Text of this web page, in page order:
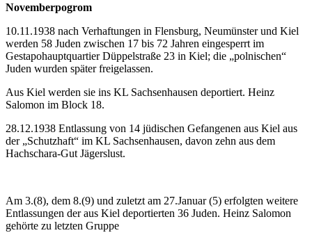
Novemberpogrom
10.11.1938 nach Verhaftungen in Flensburg, Neumünster und Kiel
werden 58 Juden zwischen 17 bis 72 Jahren eingesperrt im
Gestapohauptquartier Düppelstraße 23 in Kiel; die „polnischen“
Juden wurden später freigelassen.
Aus Kiel werden sie ins KL Sachsenhausen deportiert. Heinz
Salomon im Block 18.
28.12.1938 Entlassung von 14 jüdischen Gefangenen aus Kiel aus
der „Schutzhaft“ im KL Sachsenhausen, davon zehn aus dem
Hachschara-Gut Jägerslust.
Am 3.(8), dem 8.(9) und zuletzt am 27.Januar (5) erfolgten weitere
Entlassungen der aus Kiel deportierten 36 Juden. Heinz Salomon
gehörte zu letzten Gruppe